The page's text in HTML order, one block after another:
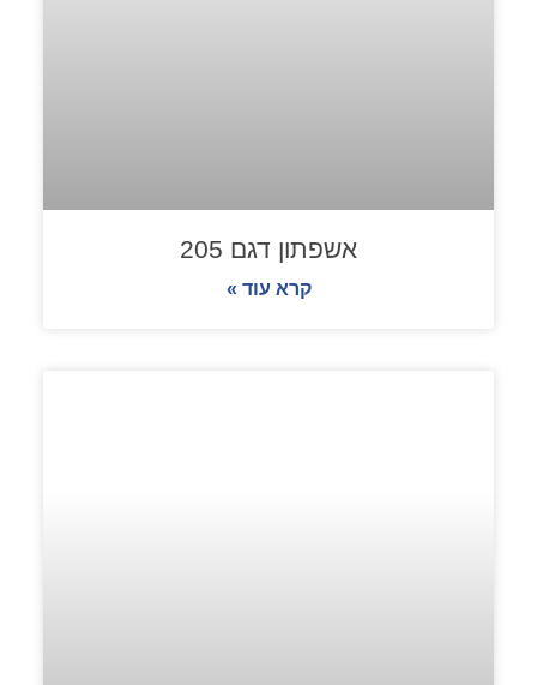
אשפתון דגם 205
קרא עוד »